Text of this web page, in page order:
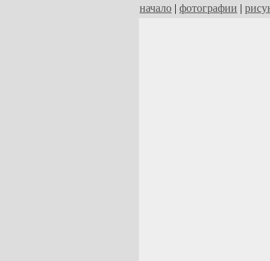
начало | фотографии |